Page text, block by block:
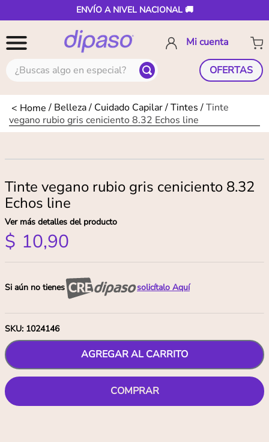
ENVÍO A NIVEL NACIONAL 🚚
¿Buscas algo en especial? OFERTAS
Belleza Cuidado Capilar Tintes
Tinte
vegano rubio gris ceniciento 8.32 Echos line
Tinte vegano rubio gris ceniciento 8.32
Echos line
Ver más detalles del producto
$ 10,90
Si aún no tienes solicítalo Aquí
SKU: 1024146
AGREGAR AL CARRITO
COMPRAR